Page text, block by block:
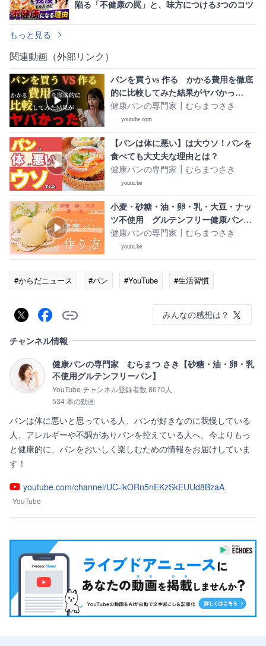
陥る「不健康の罠」と、味方につける3つのコツ
もっと見る
関連動画（外部リンク）
パンを買うvs 作る かかる費用を徹底
的に比較してみた結果がヤバかっ
た…！
健康パンの専門家┃むらまつさき
youtube.com
【パンは体に悪い】は大ウソ！パンを
食べても大丈夫な理由とは？
健康パンの専門家┃むらまつさき
youtu.be
小麦・砂糖・油・卵・乳・大豆・ナッ
ツ不使用 グルテンフリー健康パンの
作り方 ざっくり解説
健康パンの専門家┃むらまつさき
youtu.be
#からだニュース #パン #YouTube #生活習慣
みんなの感想は？
チャンネル情報
健康パンの専門家 むらまつ さき【砂糖・油・卵・乳
不使用グルテンフリーパン】
YouTube チャンネル登録者数 8670人
534 本の動画
パンは体に悪いと思っている人、パンが好きなのに我慢している
人、アレルギーや不調がありパンを控えている人へ、今よりもっ
と健康的に、パンをおいしく楽しむための情報をお届けしていま
す！
youtube.com/channel/UC-lkORn5nEKzSkEUUd8BzaA
YouTube